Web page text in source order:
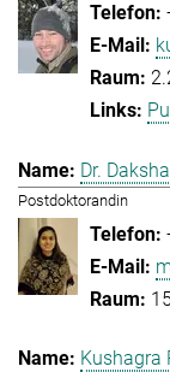
Dr.
Postdoktorandin
Kushagra